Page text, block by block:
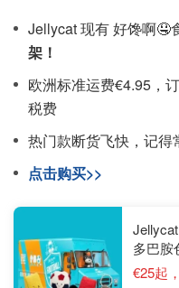
Jellycat 现有 好馋啊🤤
架！
欧洲标准运费€4.95，
税费
热门款断货飞快，记得
点击购买>>
多巴胺
€25起